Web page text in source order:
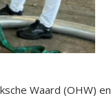
Waard (OHW) en